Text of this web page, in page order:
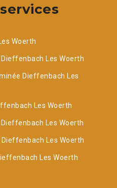
Woerth
Les Woerth
Dieffenbach Les
Les Woerth
Les Woerth
Les Woerth
Les Woerth